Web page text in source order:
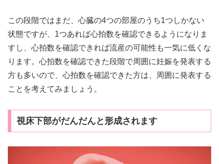
この段階ではまだ、心臓の4つの部屋のうち1つしかない
状態ですが、1つあれば心拍数を確認できるようになりま
すし、心拍数を確認できれば流産の可能性も一気に低くな
ります。心拍数を確認できた段階で周囲に妊娠を発表する
方も多いので、心拍数を確認できた方は、周囲に発表する
ことを考えてみましょう。
視床下部がだんだんと形成されます